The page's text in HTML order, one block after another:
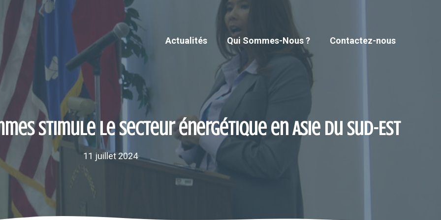
Actualités Qui Sommes-Nous ? Contactez-nous
stimule le secteur énergétique en Asie du Sud-Est
11 juillet 2024